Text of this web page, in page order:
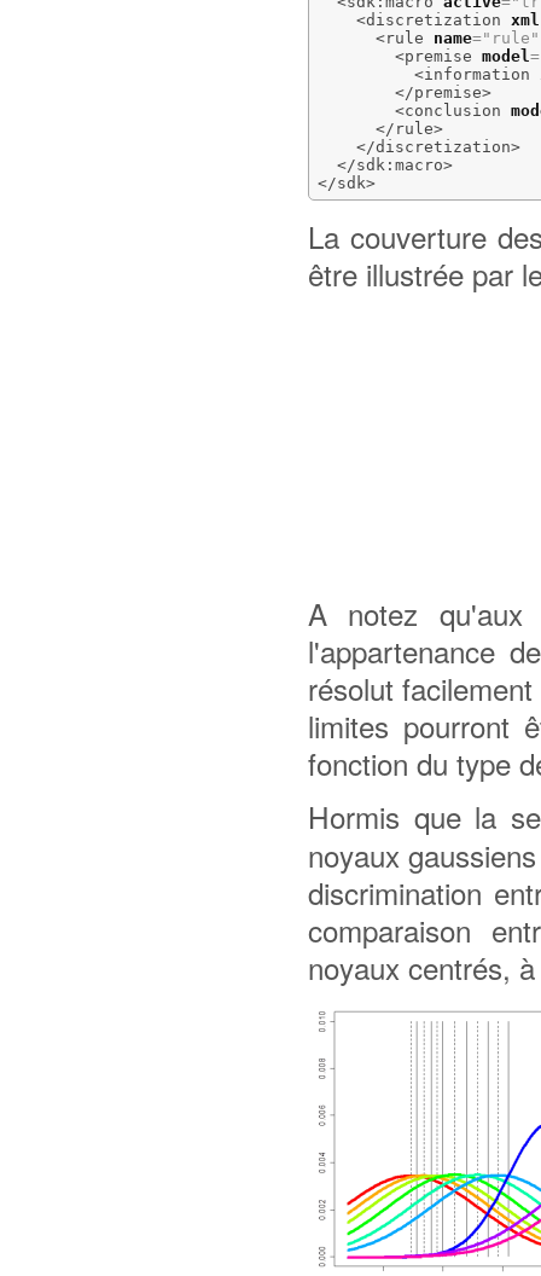
<discretization
<rule
name="rule"
<premise model =
<information
</premise>
<conclusion
</rule>
</discretization>
</sdk:macro>
</sdk>
La couverture
être illustrée par
A notez qu'aux
l'appartenance
résolut
limites pourront
fonction du type
Hormis que la
noyaux
discrimination
comparaison
noyaux centrés,